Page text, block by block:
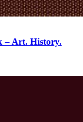
– Art. History.